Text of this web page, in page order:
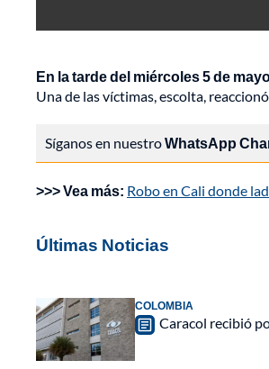
En la tarde del miércoles 5 de
Una de las víctimas, escolta,
Síganos en nuestroWhatsApp
>>> Vea más: Robo en Cali donde
Últimas Noticias
COLOMBIA
Caracol recibió